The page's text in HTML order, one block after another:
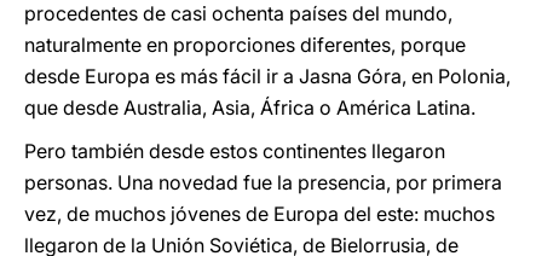
procedentes de casi ochenta países del mundo,
naturalmente en proporciones diferentes, porque
desde Europa es más fácil ir a Jasna Góra, en Polonia,
que desde Australia, Asia, África o América Latina.
Pero también desde estos continentes llegaron
personas. Una novedad fue la presencia, por primera
vez, de muchos jóvenes de Europa del este: muchos
llegaron de la Unión Soviética, de Bielorrusia, de